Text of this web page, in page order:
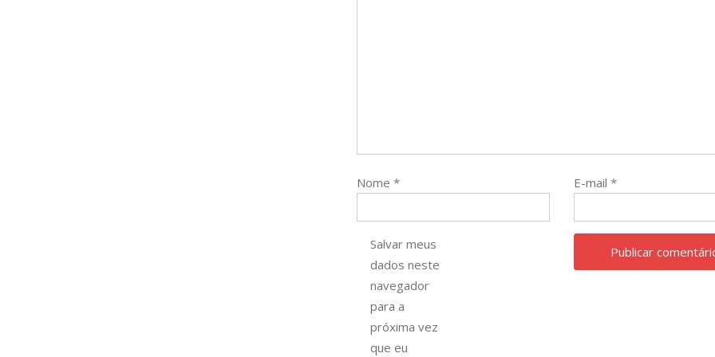
Nome * E-mail *
Salvar meus
dados neste
navegador
para a
próxima vez
que eu